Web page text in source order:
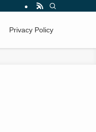
Privacy Policy